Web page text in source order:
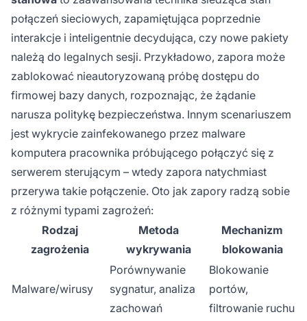
połączeń sieciowych, zapamiętująca poprzednie
interakcje i inteligentnie decydująca, czy nowe pakiety
należą do legalnych sesji. Przykładowo, zapora może
zablokować nieautoryzowaną próbę dostępu do
firmowej bazy danych, rozpoznając, że żądanie
narusza politykę bezpieczeństwa. Innym scenariuszem
jest wykrycie zainfekowanego przez malware
komputera pracownika próbującego połączyć się z
serwerem sterującym – wtedy zapora natychmiast
przerywa takie połączenie. Oto jak zapory radzą sobie
z różnymi typami zagrożeń:
Rodzaj
zagrożenia
Metoda
wykrywania
Mechanizm
blokowania
Malware/wirusy
Porównywanie
sygnatur, analiza
zachowań
Blokowanie
portów,
filtrowanie ruchu